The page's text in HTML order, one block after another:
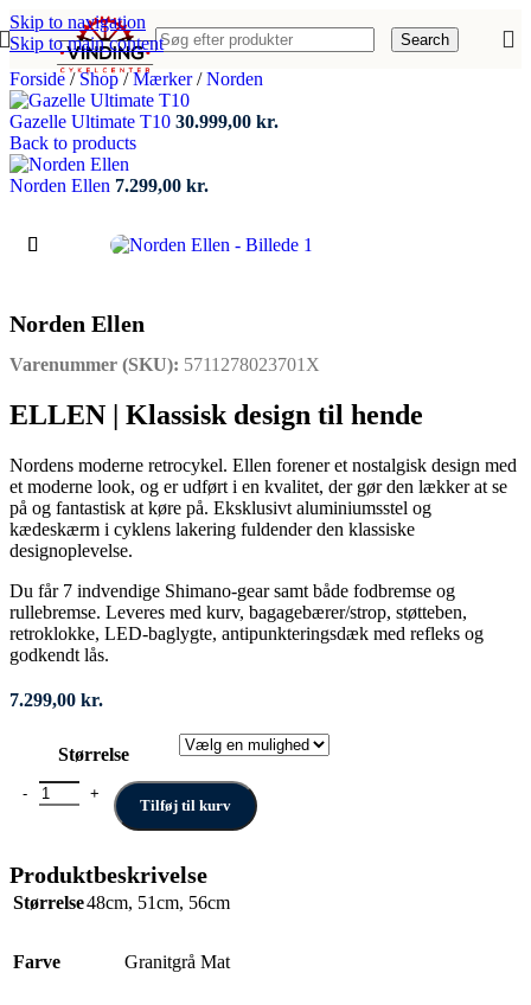
Skip to navigation
Skip to main content
Search
Forside / Shop/ Mærker/ Norden
Gazelle Ultimate T10 30.999,00 kr.
Back to products
Norden Ellen 7.299,00 kr.
Norden Ellen
Varenummer (SKU): 5711278023701X
ELLEN | Klassisk design til hende
Nordens moderne retrocykel. Ellen forener et nostalgisk design med
et moderne look, og er udført i en kvalitet, der gør den lækker at se
på og fantastisk at køre på. Eksklusivt aluminiumsstel og
kædeskærm i cyklens lakering fuldender den klassiske
designoplevelse.
Du får 7 indvendige Shimano-gear samt både fodbremse og
rullebremse. Leveres med kurv, bagagebærer/strop, støtteben,
retroklokke, LED-baglygte, antipunkteringsdæk med refleks og
godkendt lås.
7.299,00 kr.
Størrelse
Norden Ellen antal
Tilføj til kurv
Produktbeskrivelse
Størrelse48cm, 51cm, 56cm
Farve Granitgrå Mat